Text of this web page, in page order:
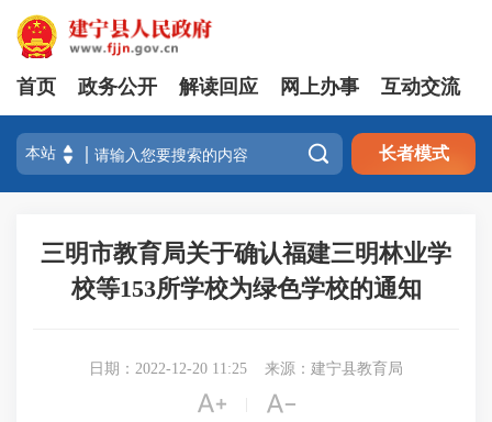
首页 政务公开 解读回应 网上办事 互动交流
 长者模式
三明市教育局关于确认福建三明林业学
校等153所学校为绿色学校的通知
日期：2022-12-20 11:25 来源：建宁县教育局
 